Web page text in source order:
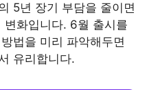
5년 장기 부담을 줄이면
변화입니다. 6월 출시를
법을 미리 파악해두면
유리합니다.